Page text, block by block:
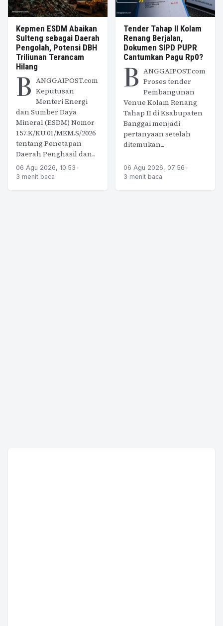
Kepmen ESDM Abaikan
Sulteng sebagai Daerah
Pengolah, Potensi DBH
Triliunan Terancam
Hilang
B ANGGAIPOST.com
Keputusan
Menteri Energi
dan Sumber Daya
Mineral (ESDM) Nomor
157.K/KU.01/MEM.S/2026
tentang Penetapan
Daerah Penghasil dan...
06 Agu 2026, 10:53 •
3 menit baca
Tender Tahap II Kolam
Renang Berjalan,
Dokumen SIPD PUPR
Cantumkan Pagu Rp0?
B ANGGAIPOST.com
Proses tender
Pembangunan
Venue Kolam Renang
Tahap II di Ksabupaten
Banggai menjadi
pertanyaan setelah
ditemukan...
06 Agu 2026, 07:56 •
3 menit baca